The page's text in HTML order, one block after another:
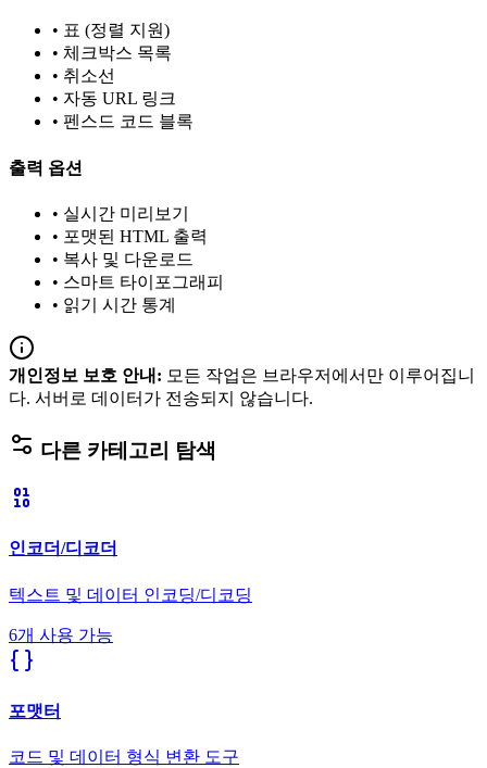
• 표 (정렬 지원)
• 체크박스 목록
• 취소선
• 자동 URL 링크
• 펜스드 코드 블록
출력 옵션
• 실시간 미리보기
• 포맷된 HTML 출력
• 복사 및 다운로드
• 스마트 타이포그래피
• 읽기 시간 통계
개인정보 보호 안내 : 모든 작업은 브라우저에서만 이루어집니
다. 서버로 데이터가 전송되지 않습니다.
다른 카테고리 탐색
인코더/디코더
텍스트 및 데이터 인코딩/디코딩
6개 사용 가능
포맷터
코드 및 데이터 형식 변환 도구